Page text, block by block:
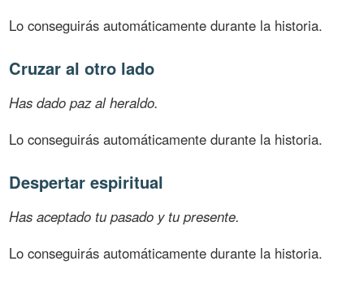
Lo conseguirás automáticamente durante la historia.
Cruzar al otro lado
Has dado paz al heraldo.
Lo conseguirás automáticamente durante la historia.
Despertar espiritual
Has aceptado tu pasado y tu presente.
Lo conseguirás automáticamente durante la historia.